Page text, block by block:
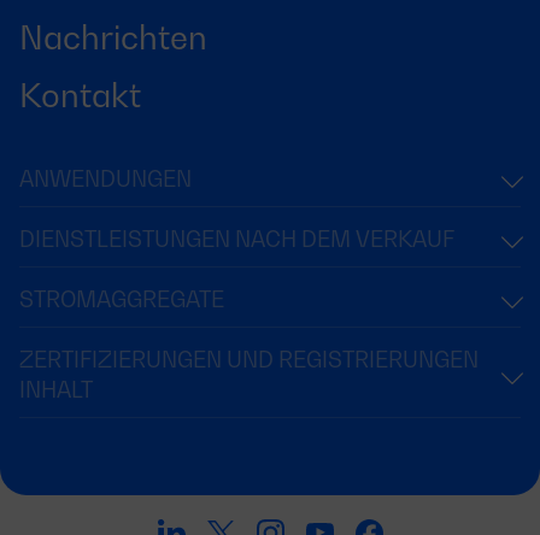
Nachrichten
Kontakt
ANWENDUNGEN
DIENSTLEISTUNGEN NACH DEM VERKAUF
STROMAGGREGATE
ZERTIFIZIERUNGEN UND REGISTRIERUNGEN
INHALT